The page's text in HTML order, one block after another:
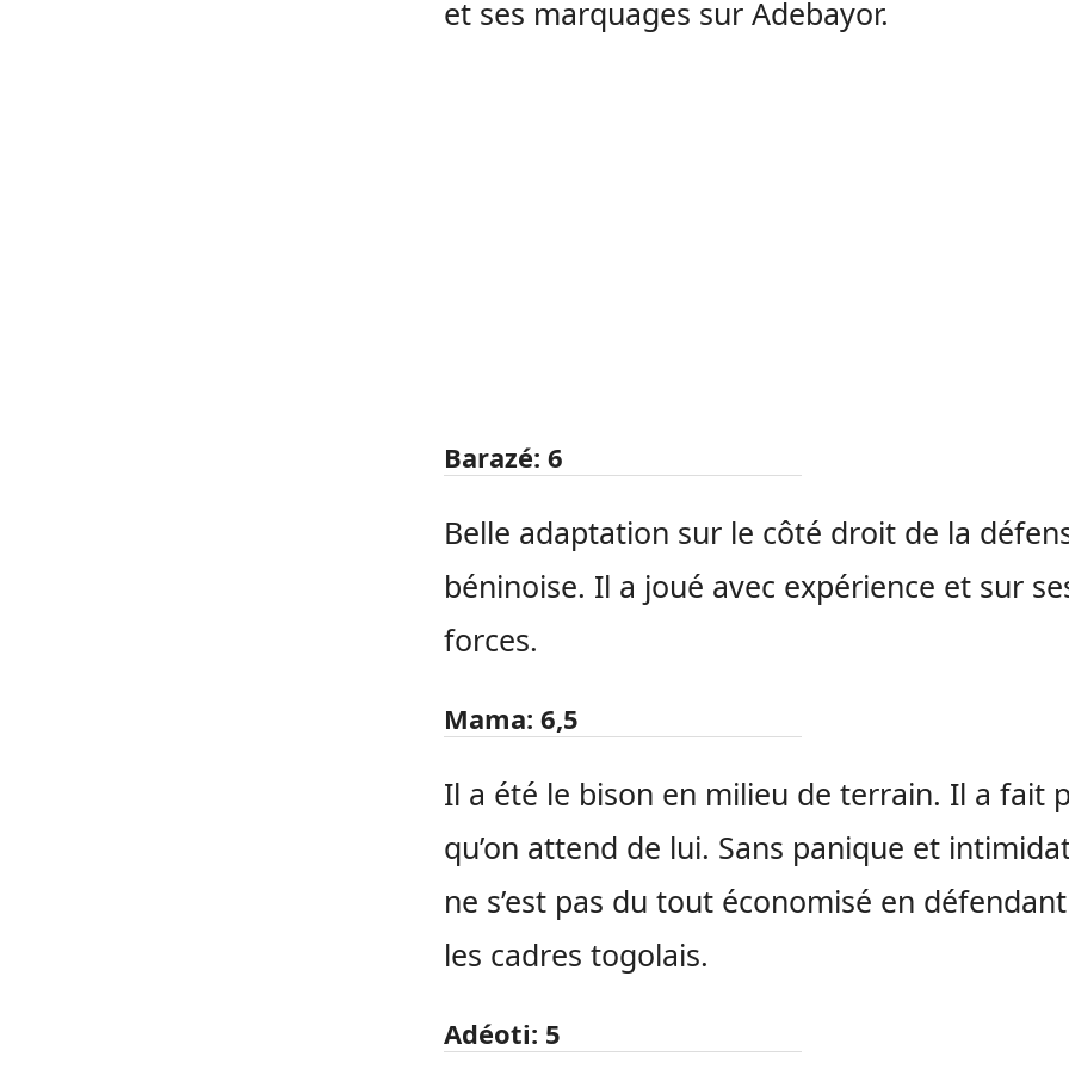
et ses marquages sur Adebayor.
Barazé: 6
Belle adaptation sur le côté droit de la
béninoise. Il a joué avec expérience et sur
forces.
Mama: 6,5
Il a été le bison en milieu de terrain. Il a fait
qu’on attend de lui. Sans panique et
ne s’est pas du tout économisé en
les cadres togolais.
Adéoti: 5